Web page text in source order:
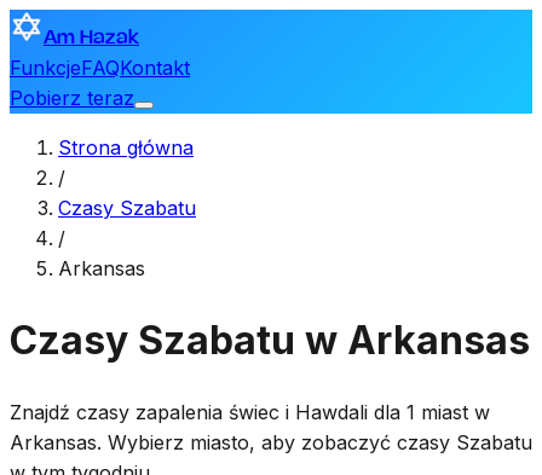
Am Hazak
FunkcjeFAQKontakt
Pobierz teraz
Strona główna
/
Czasy Szabatu
/
Arkansas
Czasy Szabatu w Arkansas
Znajdź czasy zapalenia świec i Hawdali dla 1 miast w
Arkansas. Wybierz miasto, aby zobaczyć czasy Szabatu